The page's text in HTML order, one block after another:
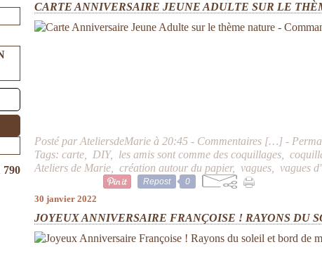
790
CARTE ANNIVERSAIRE JEUNE ADULTE SUR LE
Posté par AteliersdeMarie à 20:45 - Commentaires […] -
Tags:carte DIY, les amis sont comme des coquillages ,
Ateliers de Marie ,création autour du papier,vagues ,vagues
Repost 0
30 janvier 2022
JOYEUX ANNIVERSAIRE FRANÇOISE ! RAYONS DU